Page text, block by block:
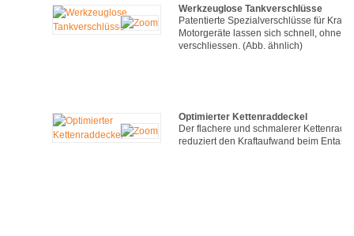
Werkzeuglose Tankverschlüsse
Patentierte Spezialverschlüsse für
Motorgeräte lassen sich schnell, ohne
verschliessen. (Abb. ähnlich)
Optimierter Kettenraddeckel
Der flachere und schmalerer
reduziert den Kraftaufwand beim